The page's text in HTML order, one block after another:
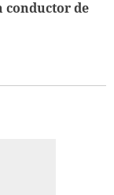
conductor de